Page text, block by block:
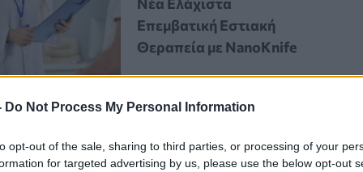
Do Not Process My Personal Information
opt-out of the sale, sharing to third parties, or processing of your
for targeted advertising by us, please use the below opt-out
Επεμβατική Εστιακή
Θεραπεία με NanoKnife